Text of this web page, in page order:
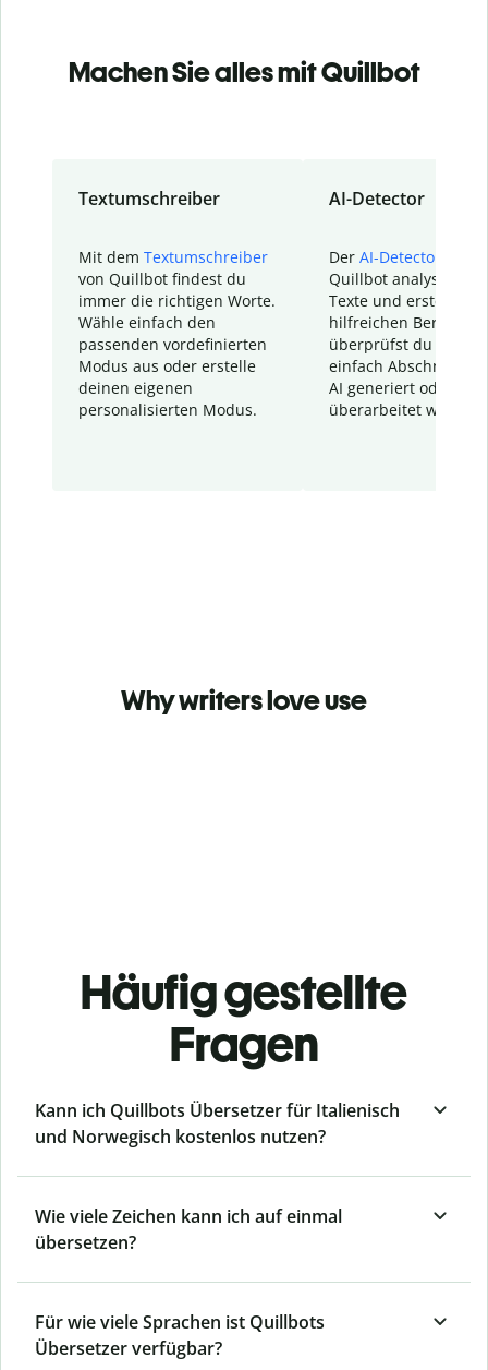
Machen Sie alles mit Quillbot
Textumschreiber
Mit dem Textumschreiber
von Quillbot findest du
immer die richtigen Worte.
Wähle einfach den
passenden vordefinierten
Modus aus oder erstelle
deinen eigenen
personalisierten Modus.
AI-Detector
Der AI-Detector
Quillbot analysiert
Texte und erstellt
hilfreichen Bericht.
überprüfst du
einfach Abschnitte,
AI generiert oder
überarbeitet wurden.
Why writers love use
Häufig gestellte
Fragen
Kann ich Quillbots Übersetzer für Italienisch
und Norwegisch kostenlos nutzen?
Wie viele Zeichen kann ich auf einmal
übersetzen?
Für wie viele Sprachen ist Quillbots
Übersetzer verfügbar?